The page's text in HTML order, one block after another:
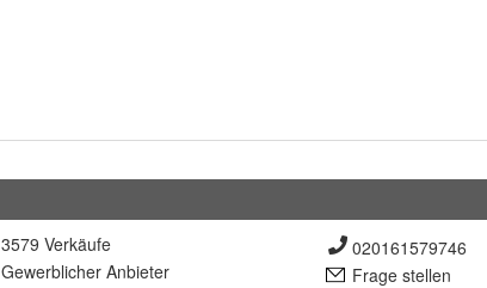
3579 Verkäufe
Gewerblicher Anbieter
020161579746
Frage stellen